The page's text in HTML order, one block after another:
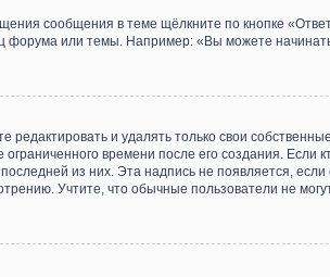
сообщения в теме щёлкните по кнопке
форума или темы. Например: «Вы можете
и удалять только свои
времени после его создания. Если
из них. Эта надпись не появляется,
Учтите, что обычные пользователи не